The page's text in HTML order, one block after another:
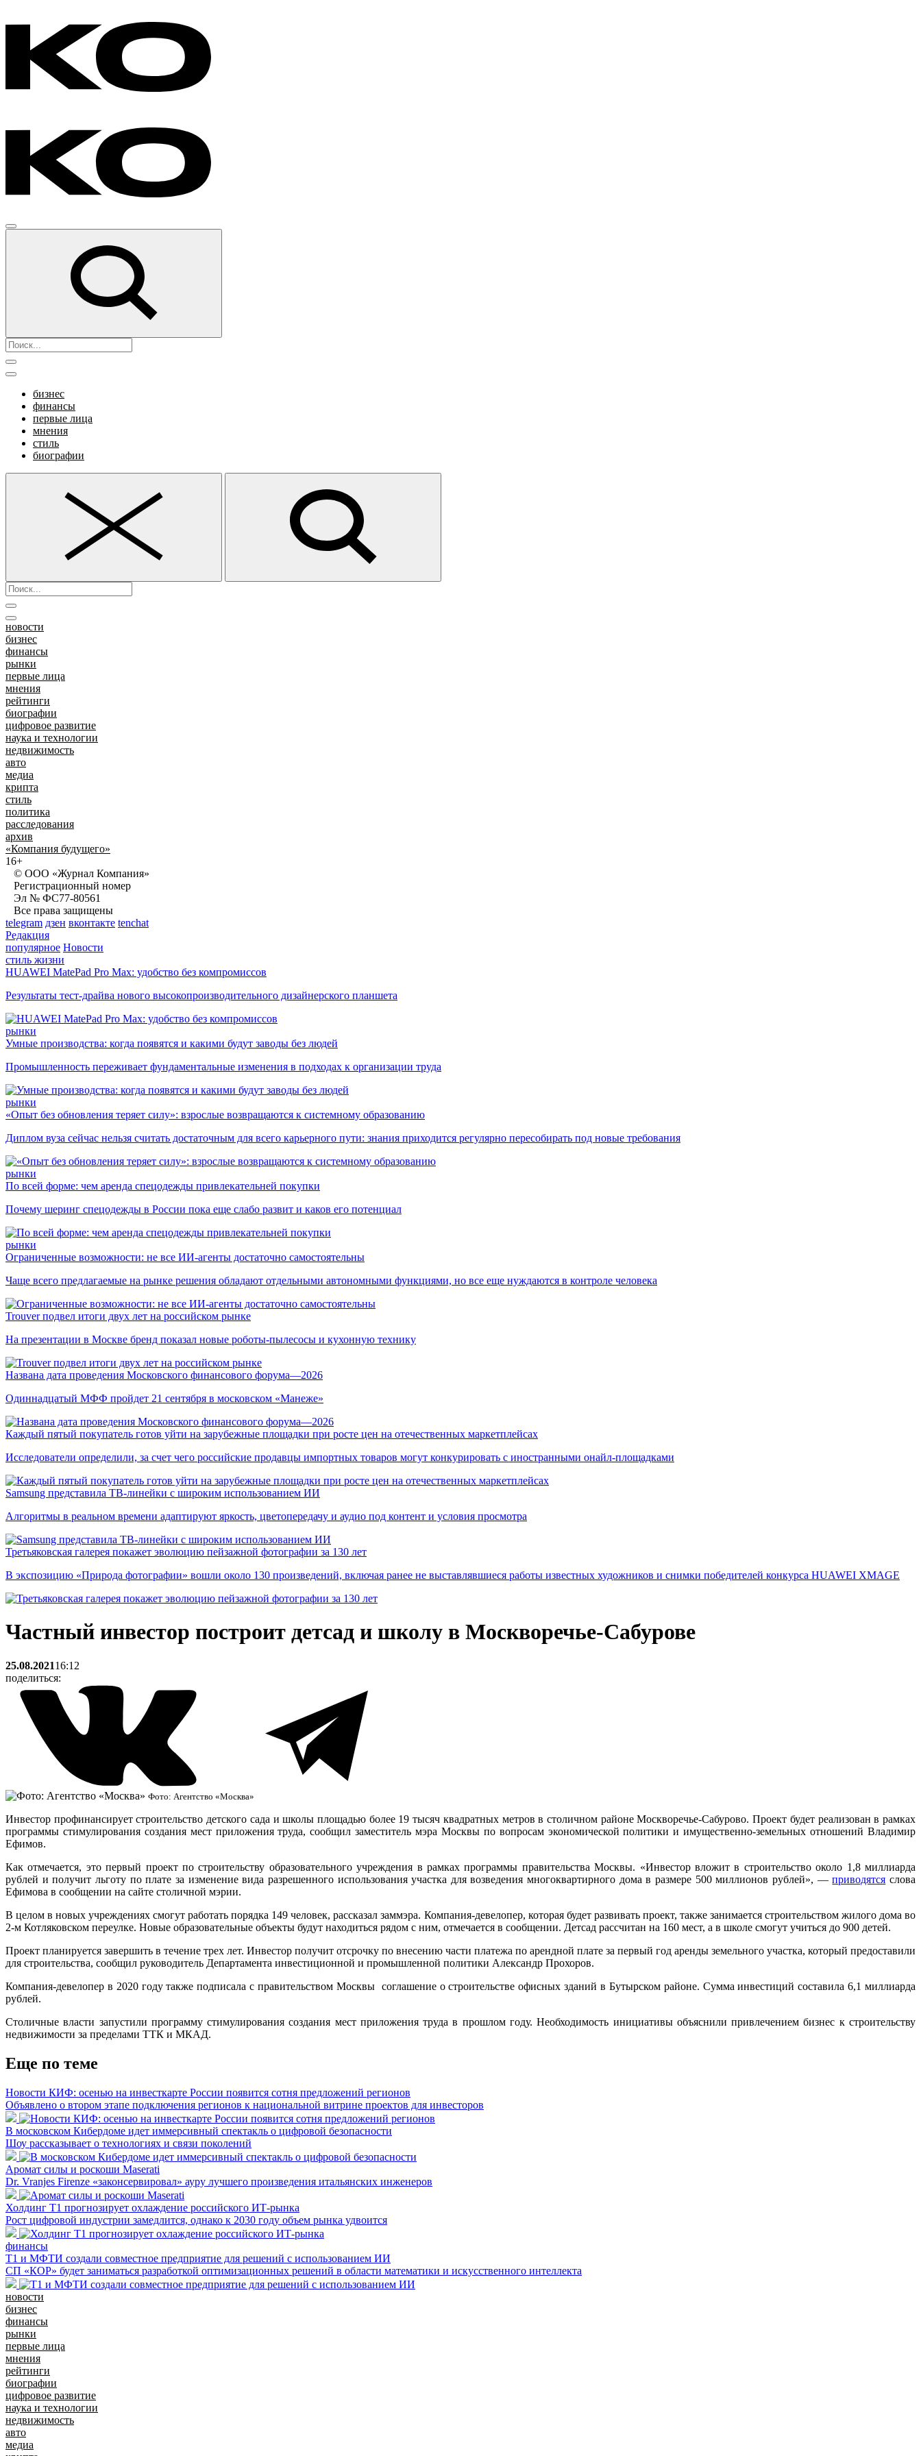
бизнес
финансы
первые лица
мнения
стиль
биографии
новости
бизнес
финансы
рынки
первые лица
мнения
рейтинги
биографии
цифровое развитие
наука и технологии
недвижимость
авто
медиа
крипта
стиль
политика
расследования
архив
«Компания будущего»
16+
© ООО «Журнал Компания»
Регистрационный номер
Эл № ФС77-80561
Все права защищены
telegram дзен вконтакте tenchat
Редакция
популярное Новости
стиль жизни
HUAWEI MatePad Pro Max: удобство без компромиссов
Результаты тест-драйва нового высокопроизводительного дизайнерского планшета
рынки
Умные производства: когда появятся и какими будут заводы без людей
Промышленность переживает фундаментальные изменения в подходах к организации труда
рынки
«Опыт без обновления теряет силу»: взрослые возвращаются к системному образованию
Диплом вуза сейчас нельзя считать достаточным для всего карьерного пути: знания приходится регулярно пересобирать под новые требования
рынки
По всей форме: чем аренда спецодежды привлекательней покупки
Почему шеринг спецодежды в России пока еще слабо развит и каков его потенциал
рынки
Ограниченные возможности: не все ИИ-агенты достаточно самостоятельны
Чаще всего предлагаемые на рынке решения обладают отдельными автономными функциями, но все еще нуждаются в контроле человека
Trouver подвел итоги двух лет на российском рынке
На презентации в Москве бренд показал новые роботы-пылесосы и кухонную технику
Названа дата проведения Московского финансового форума—2026
Одиннадцатый МФФ пройдет 21 сентября в московском «Манеже»
Каждый пятый покупатель готов уйти на зарубежные площадки при росте цен на отечественных маркетплейсах
Исследователи определили, за счет чего российские продавцы импортных товаров могут конкурировать с иностранными онайл-площадками
Samsung представила ТВ-линейки с широким использованием ИИ
Алгоритмы в реальном времени адаптируют яркость, цветопередачу и аудио под контент и условия просмотра
Третьяковская галерея покажет эволюцию пейзажной фотографии за 130 лет
В экспозицию «Природа фотографии» вошли около 130 произведений, включая ранее не выставлявшиеся работы известных художников и снимки победителей конкурса HUAWEI XMAGE
Частный инвестор построит детсад и школу в Москворечье-Сабурове
25.08.202116:12
поделиться:
Фото: Агентство «Москва»
Инвестор профинансирует строительство детского сада и школы площадью более 19 тысяч квадратных метров в столичном районе Москворечье-Сабурово. Проект будет реализован в рамках
программы стимулирования создания мест приложения труда, сообщил заместитель мэра Москвы по вопросам экономической политики и имущественно-земельных отношений Владимир
Ефимов.
Как отмечается, это первый проект по строительству образовательного учреждения в рамках программы правительства Москвы. «Инвестор вложит в строительство около 1,8 миллиарда
рублей и получит льготу по плате за изменение вида разрешенного использования участка для возведения многоквартирного дома в размере 500 миллионов рублей», —приводятся слова
Ефимова в сообщении на сайте столичной мэрии.
В целом в новых учреждениях смогут работать порядка 149 человек, рассказал заммэра. Компания-девелопер, которая будет развивать проект, также занимается строительством жилого дома во
2-м Котляковском переулке. Новые образовательные объекты будут находиться рядом с ним, отмечается в сообщении. Детсад рассчитан на 160 мест, а в школе смогут учиться до 900 детей.
Проект планируется завершить в течение трех лет. Инвестор получит отсрочку по внесению части платежа по арендной плате за первый год аренды земельного участка, который предоставили
для строительства, сообщил руководитель Департамента инвестиционной и промышленной политики Александр Прохоров.
Компания-девелопер в 2020 году также подписала с правительством Москвы соглашение о строительстве офисных зданий в Бутырском районе. Сумма инвестиций составила 6,1 миллиарда
рублей.
Столичные власти запустили программу стимулирования создания мест приложения труда в прошлом году. Необходимость инициативы объяснили привлечением бизнес к строительству
недвижимости за пределами ТТК и МКАД.
Еще по теме
Новости КИФ: осенью на инвесткарте России появится сотня предложений регионов
Объявлено о втором этапе подключения регионов к национальной витрине проектов для инвесторов
В московском Кибердоме идет иммерсивный спектакль о цифровой безопасности
Шоу рассказывает о технологиях и связи поколений
Аромат силы и роскоши Maserati
Dr. Vranjes Firenze «законсервировал» ауру лучшего произведения итальянских инженеров
Холдинг Т1 прогнозирует охлаждение российского ИТ-рынка
Рост цифровой индустрии замедлится, однако к 2030 году объем рынка удвоится
финансы
Т1 и МФТИ создали совместное предприятие для решений с использованием ИИ
СП «КОР» будет заниматься разработкой оптимизационных решений в области математики и искусственного интеллекта
новости
бизнес
финансы
рынки
первые лица
мнения
рейтинги
биографии
цифровое развитие
наука и технологии
недвижимость
авто
медиа